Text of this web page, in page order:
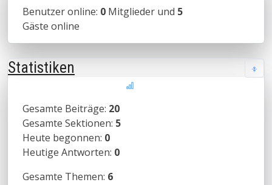
Benutzer online: 0 Mitglieder und 5
Gäste online
Statistiken
Gesamte Beiträge: 20
Gesamte Sektionen: 5
Heute begonnen: 0
Heutige Antworten: 0
Gesamte Themen: 6